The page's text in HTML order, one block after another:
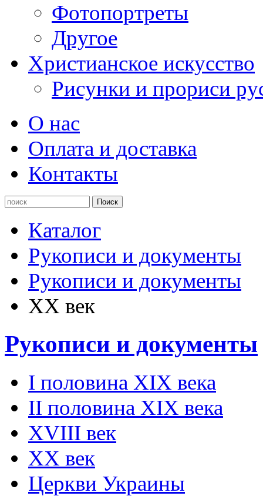
Фотопортреты
Другое
Христианское искусство
Рисунки и прориси
О нас
Оплата и доставка
Контакты
Каталог
Рукописи и документы
Рукописи и документы
ХХ век
Рукописи и документы
I половина XIX века
II половина XIX века
XVIII век
ХХ век
Церкви Украины